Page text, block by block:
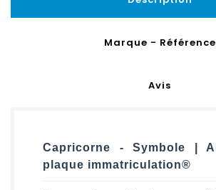
Marque - Référence
Avis
Capricorne - Symbole |
plaque immatriculation®